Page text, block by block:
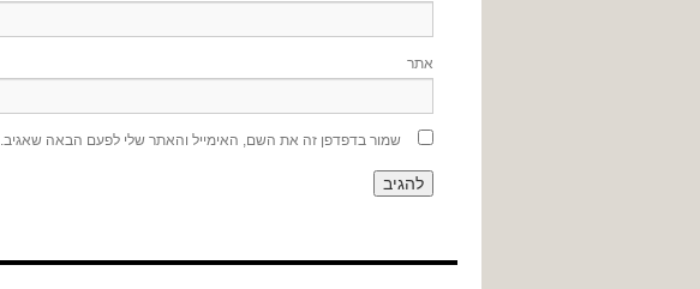
אתר
שמור בדפדפן זה את השם, האימייל והאתר שלי לפעם הבאה שאגיב.